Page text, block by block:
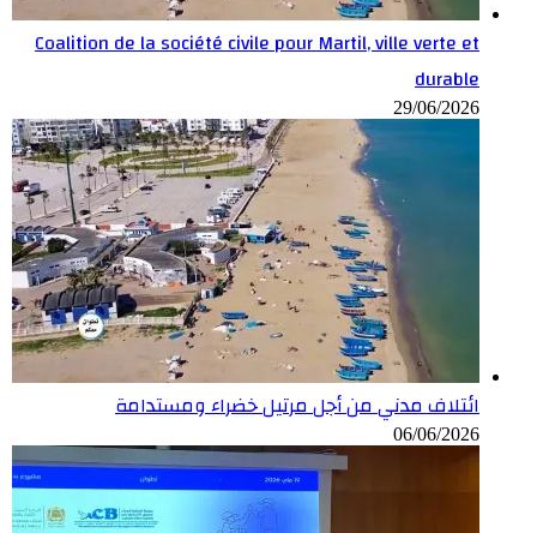
Coalition de la société civile pour Martil, ville verte et
durable
29/06/2026
ائتلاف مدني من أجل مرتيل خضراء ومستدامة
06/06/2026